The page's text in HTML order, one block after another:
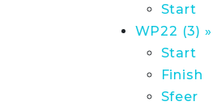
Start
WP22 (3) »
Start
Finish
Sfeer